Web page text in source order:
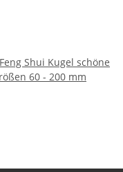
Shui Kugel schöne
60 - 200 mm